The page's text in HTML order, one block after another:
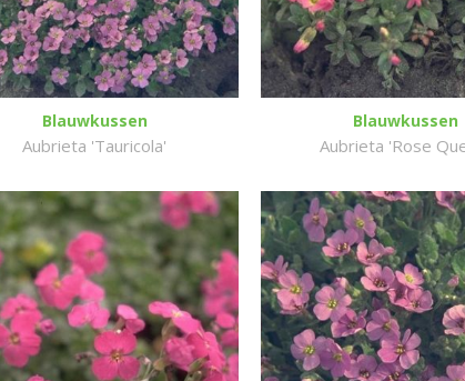
Blauwkussen
Aubrieta 'Tauricola'
Blauwkussen
Aubrieta 'Rose